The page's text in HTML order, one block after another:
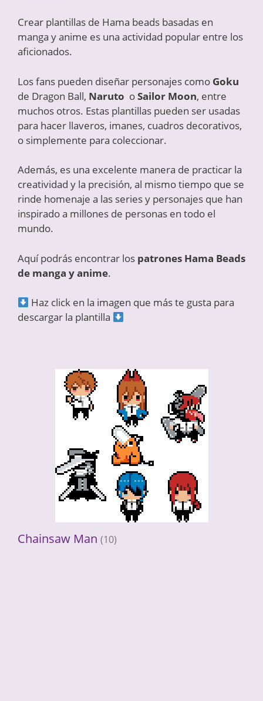
Crear plantillas de Hama beads basadas en
manga y anime es una actividad popular entre los
aficionados.
Los fans pueden diseñar personajes como Goku
de Dragon Ball, Naruto oSailor Moon, entre
muchos otros. Estas plantillas pueden ser usadas
para hacer llaveros, imanes, cuadros decorativos,
o simplemente para coleccionar.
Además, es una excelente manera de practicar la
creatividad y la precisión, al mismo tiempo que se
rinde homenaje a las series y personajes que han
inspirado a millones de personas en todo el
mundo.
Aquí podrás encontrar los patrones Hama Beads
de manga y anime.
Haz click en la imagen que más te gusta para
descargar la plantilla
Chainsaw Man (10)